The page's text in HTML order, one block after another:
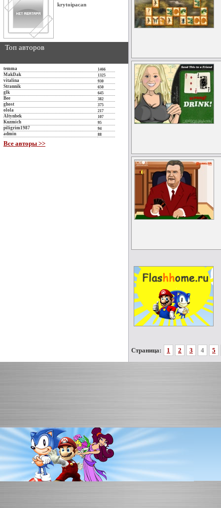
krytoipacan
Топ авторов
temma 1466
MakDak 1325
vitalina 930
Strannik 650
glk 645
Bee 382
ghost 375
olola 217
Altynbek 107
Kuzmich 95
piligrim1987 94
admin 88
Все авторы >>
Страница: 1 2 3 4 5